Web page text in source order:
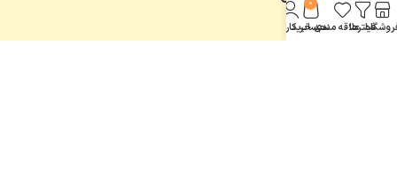
تماس با ما
فیلترهاعلاقه مندی
0
سبد خرید
حساب کاربری من